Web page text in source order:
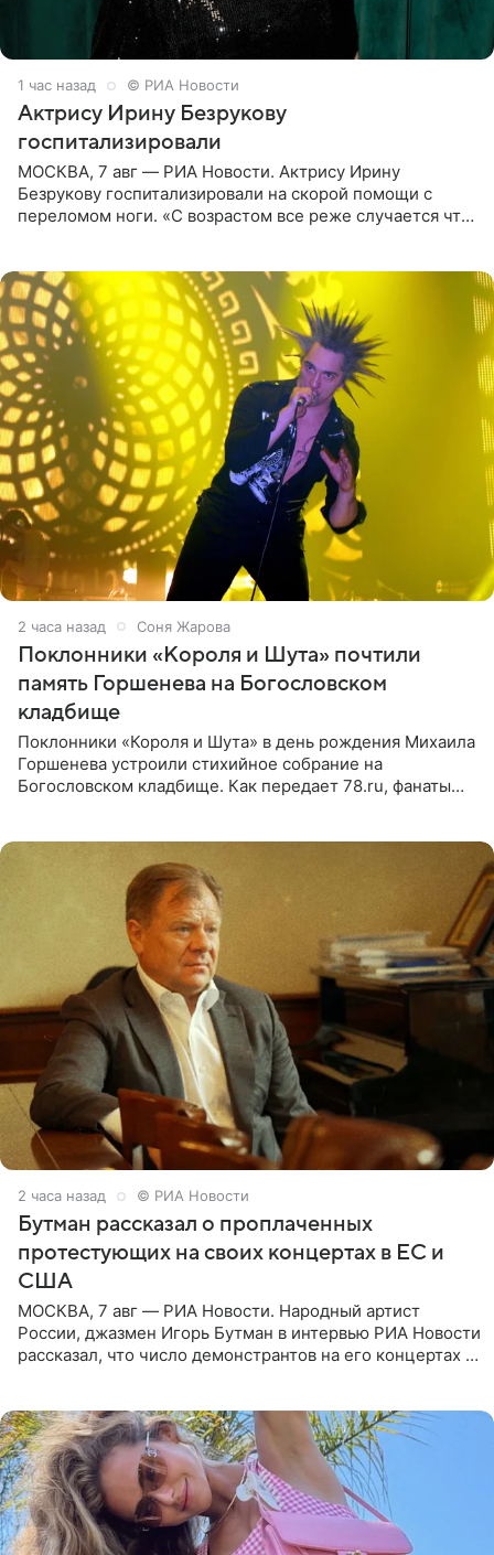
2 часа назад © РИА Новости
Актрису Ирину Безрукову
госпитализировали
МОСКВА, 7 авг — РИА Новости. Актрису Ирину
Безрукову госпитализировали на скорой помощи с
переломом ноги. «С возрастом все реже случается что-
2 часа назад Соня Жарова
Поклонники «Короля и Шута» почтили
память Горшенева на Богословском
кладбище
Поклонники «Короля и Шута» в день рождения Михаила
Горшенева устроили стихийное собрание на
Богословском кладбище. Как передает 78.ru, фанаты
2 часа назад © РИА Новости
Бутман рассказал о проплаченных
протестующих на своих концертах в ЕС и
США
МОСКВА, 7 авг — РИА Новости. Народный артист
России, джазмен Игорь Бутман в интервью РИА Новости
рассказал, что число демонстрантов на его концертах в